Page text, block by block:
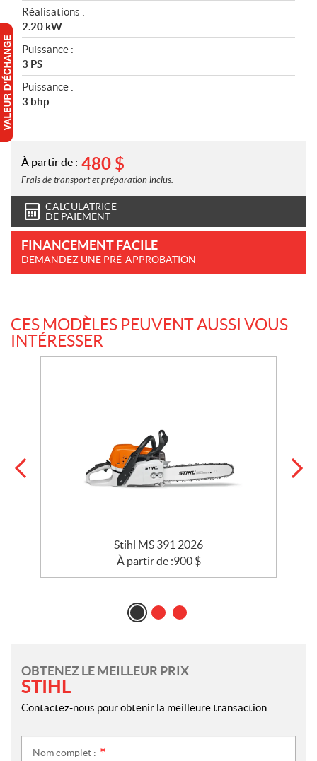
Réalisations :
2.20 kW
Puissance :
3 PS
Puissance :
3 bhp
À partir de : 480 $
Frais de transport et préparation inclus.
CALCULATRICE
DE PAIEMENT
FINANCEMENT FACILE
DEMANDEZ UNE PRÉ-APPROBATION
CES MODÈLES PEUVENT AUSSI VOUS
INTÉRESSER
Stihl MS 391 2026
À partir de :900 $
OBTENEZ LE MEILLEUR PRIX
STIHL
Contactez-nous pour obtenir la meilleure transaction.
Nom complet :